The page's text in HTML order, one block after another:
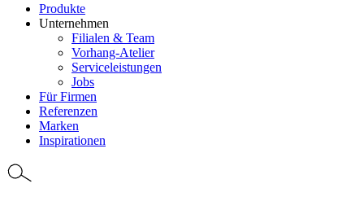
Produkte
Unternehmen
Filialen & Team
Vorhang-Atelier
Serviceleistungen
Jobs
Für Firmen
Referenzen
Marken
Inspirationen